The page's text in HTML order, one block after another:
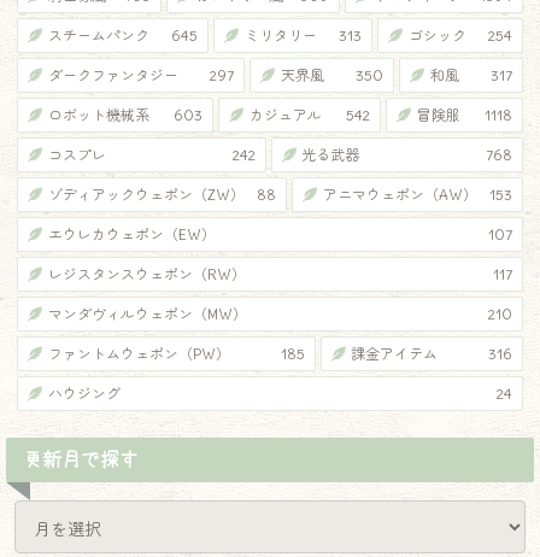
スチームパンク 645 ミリタリー 313 ゴシック 254
ダークファンタジー 297 天界風 350 和風 317
ロボット機械系 603 カジュアル 542 冒険服 1118
コスプレ 242 光る武器 768
ゾディアックウェポン（ZW） 88 アニマウェポン（AW） 153
エウレカウェポン（EW） 107
レジスタンスウェポン（RW） 117
マンダヴィルウェポン（MW） 210
ファントムウェポン（PW） 185 課金アイテム 316
ハウジング 24
更新月で探す